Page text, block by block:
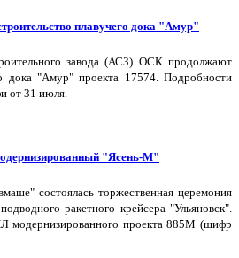
плавучего дока "Амур"
завода (АСЗ) ОСК продолжают
дока "Амур" проекта 17574. Подробности
от 31 июля.
"Ясень-М"
состоялась торжественная церемония
ракетного крейсера "Ульяновск".
модернизированного проекта 885М (шифр